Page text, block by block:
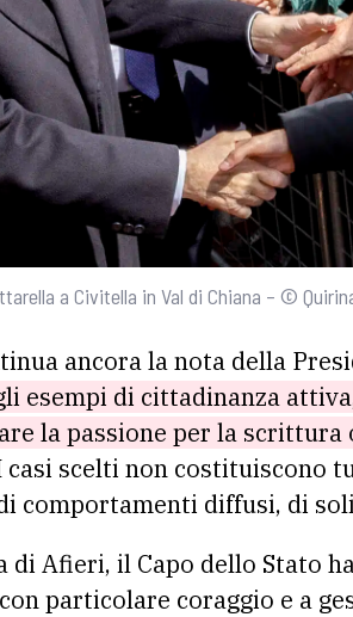
a Civitella in Val di Chiana – ©
ancora la nota della
esempi di cittadinanza
la passione per la scrittura
casi scelti non costituiscono
comportamenti diffusi, di
di Afieri, il Capo dello Stato
particolare coraggio e a